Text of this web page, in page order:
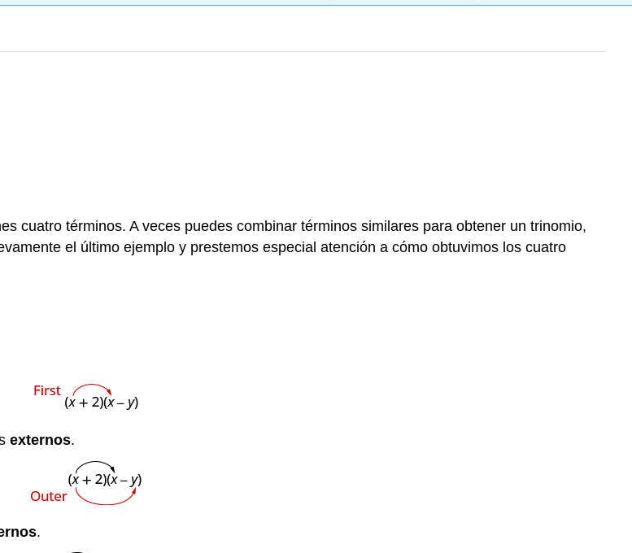
cuatro términos. A veces puedes combinar términos similares para obtener un trinomio,
el último ejemplo y prestemos especial atención a cómo obtuvimos los cuatro
externos.
.